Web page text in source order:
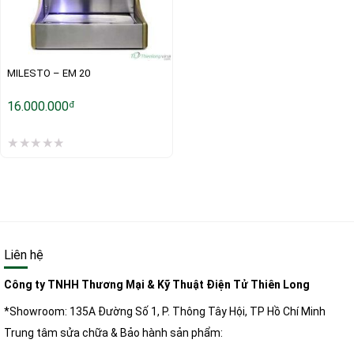
MILESTO – EM 20
16.000.000đ
Liên hệ
Công ty TNHH Thương Mại & Kỹ Thuật Điện Tử Thiên Long
*Showroom: 135A Đường Số 1, P. Thông Tây Hội, TP Hồ Chí Minh
Trung tâm sửa chữa & Bảo hành sản phẩm: